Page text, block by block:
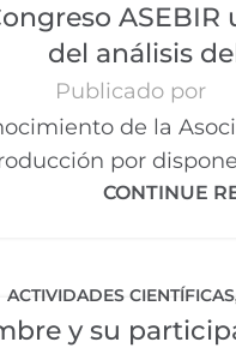
del análisis
Publicado por
de la
por
CONTINUE
ACTIVIDADES CIENTÍFICAS
y su